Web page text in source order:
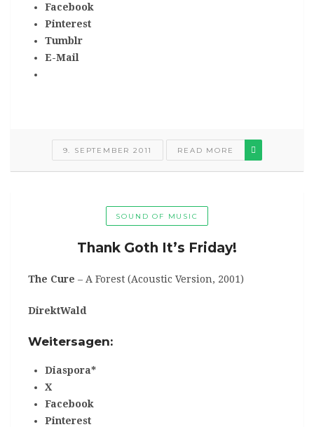
Facebook
Pinterest
Tumblr
E-Mail
9. SEPTEMBER 2011 READ MORE
SOUND OF MUSIC
Thank Goth It’s Friday!
The Cure – A Forest (Acoustic Version, 2001)
DirektWald
Weitersagen:
Diaspora*
X
Facebook
Pinterest